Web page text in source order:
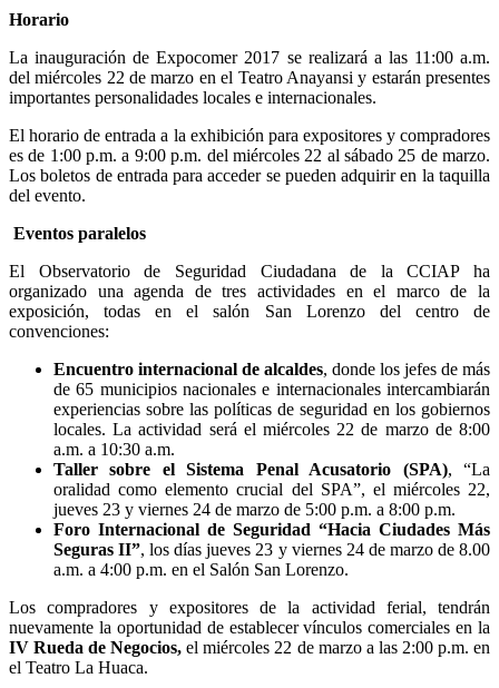
Horario
La inauguración de Expocomer 2017 se realizará a las 11:00 a.m.
del miércoles 22 de marzo en el Teatro Anayansi y estarán presentes
importantes personalidades locales e internacionales.
El horario de entrada a la exhibición para expositores y compradores
es de 1:00 p.m. a 9:00 p.m. del miércoles 22 al sábado 25 de marzo.
Los boletos de entrada para acceder se pueden adquirir en la taquilla
del evento.
Eventos paralelos
El Observatorio de Seguridad Ciudadana de la CCIAP ha
organizado una agenda de tres actividades en el marco de la
exposición, todas en el salón San Lorenzo del centro de
convenciones:
Encuentro internacional de alcaldes, donde los jefes de más
de 65 municipios nacionales e internacionales intercambiarán
experiencias sobre las políticas de seguridad en los gobiernos
locales. La actividad será el miércoles 22 de marzo de 8:00
a.m. a 10:30 a.m.
Taller sobre el Sistema Penal Acusatorio (SPA), “La
oralidad como elemento crucial del SPA”, el miércoles 22,
jueves 23 y viernes 24 de marzo de 5:00 p.m. a 8:00 p.m.
Foro Internacional de Seguridad “Hacia Ciudades Más
Seguras II”, los días jueves 23 y viernes 24 de marzo de 8.00
a.m. a 4:00 p.m. en el Salón San Lorenzo.
Los compradores y expositores de la actividad ferial, tendrán
nuevamente la oportunidad de establecer vínculos comerciales en la
IV Rueda de Negocios,el miércoles 22 de marzo a las 2:00 p.m. en
el Teatro La Huaca.